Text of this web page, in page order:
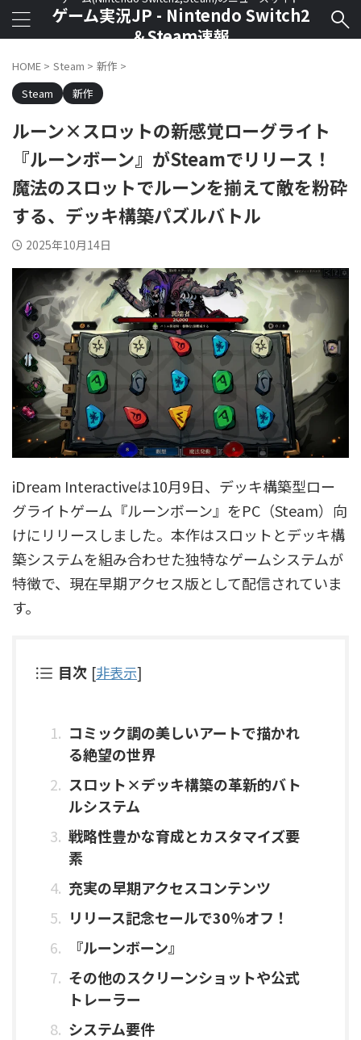
ゲーム実況JP - Nintendo Switch2
＆Steam速報
HOME > Steam > 新作 >
Steam
新作
ルーン×スロットの新感覚ローグライト
『ルーンボーン』がSteamでリリース！
魔法のスロットでルーンを揃えて敵を粉砕
する、デッキ構築パズルバトル
2025年10月14日
iDream Interactiveは10月9日、デッキ構築型ロー
グライトゲーム『ルーンボーン』をPC（Steam）向
けにリリースしました。本作はスロットとデッキ構
築システムを組み合わせた独特なゲームシステムが
特徴で、現在早期アクセス版として配信されていま
す。
目次 [非表示]
コミック調の美しいアートで描かれ
る絶望の世界
スロット×デッキ構築の革新的バト
ルシステム
戦略性豊かな育成とカスタマイズ要
素
充実の早期アクセスコンテンツ
リリース記念セールで30％オフ！
『ルーンボーン』
その他のスクリーンショットや公式
トレーラー
システム要件